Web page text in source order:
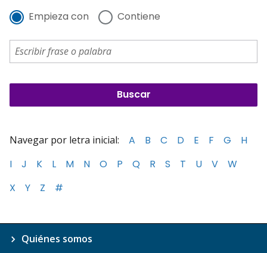
Empieza con Contiene
Navegar por letra inicial: A B C D E F G
H
I
J K L M N O P Q R S T U V
W
X
Y Z #
Quiénes somos